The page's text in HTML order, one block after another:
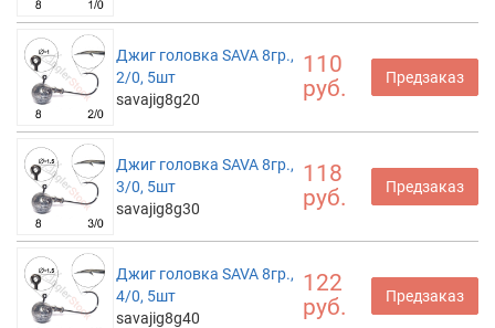
Джиг головка SAVA 8гр.,
2/0, 5шт
savajig8g20
110
руб.
Предзаказ
Джиг головка SAVA 8гр.,
3/0, 5шт
savajig8g30
118
руб.
Предзаказ
Джиг головка SAVA 8гр.,
4/0, 5шт
savajig8g40
122
руб.
Предзаказ